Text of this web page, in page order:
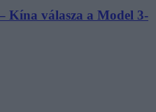
Kína válasza a Model 3-